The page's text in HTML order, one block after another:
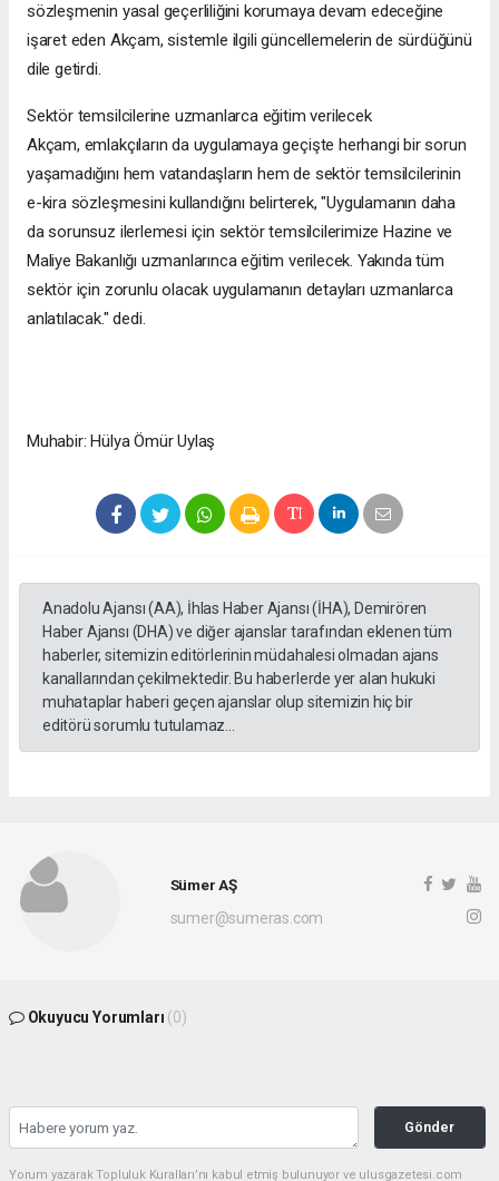
sözleşmenin yasal geçerliliğini korumaya devam edeceğine
işaret eden Akçam, sistemle ilgili güncellemelerin de sürdüğünü
dile getirdi.
Sektör temsilcilerine uzmanlarca eğitim verilecek
Akçam, emlakçıların da uygulamaya geçişte herhangi bir sorun
yaşamadığını hem vatandaşların hem de sektör temsilcilerinin
e-kira sözleşmesini kullandığını belirterek, "Uygulamanın daha
da sorunsuz ilerlemesi için sektör temsilcilerimize Hazine ve
Maliye Bakanlığı uzmanlarınca eğitim verilecek. Yakında tüm
sektör için zorunlu olacak uygulamanın detayları uzmanlarca
anlatılacak." dedi.
Muhabir: Hülya Ömür Uylaş
Anadolu Ajansı (AA), İhlas Haber Ajansı (İHA), Demirören
Haber Ajansı (DHA) ve diğer ajanslar tarafından eklenen tüm
haberler, sitemizin editörlerinin müdahalesi olmadan ajans
kanallarından çekilmektedir. Bu haberlerde yer alan hukuki
muhataplar haberi geçen ajanslar olup sitemizin hiç bir
editörü sorumlu tutulamaz...
Sümer AŞ
sumer@sumeras.com
Okuyucu Yorumları (0)
Gönder
Yorum yazarak Topluluk Kuralları’nı kabul etmiş bulunuyor ve ulusgazetesi.com